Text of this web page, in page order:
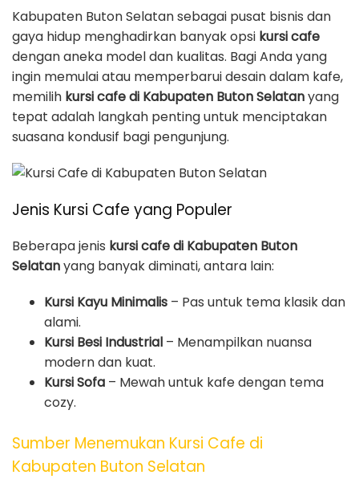
Kabupaten Buton Selatan sebagai pusat bisnis dan
gaya hidup menghadirkan banyak opsi kursi cafe
dengan aneka model dan kualitas. Bagi Anda yang
ingin memulai atau memperbarui desain dalam kafe,
memilih kursi cafe di Kabupaten Buton Selatanyang
tepat adalah langkah penting untuk menciptakan
suasana kondusif bagi pengunjung.
Jenis Kursi Cafe yang Populer
Beberapa jenis kursi cafe di Kabupaten Buton
Selatanyang banyak diminati, antara lain:
Kursi Kayu Minimalis – Pas untuk tema klasik dan
alami.
Kursi Besi Industrial – Menampilkan nuansa
modern dan kuat.
Kursi Sofa – Mewah untuk kafe dengan tema
cozy.
Sumber Menemukan Kursi Cafe di
Kabupaten Buton Selatan